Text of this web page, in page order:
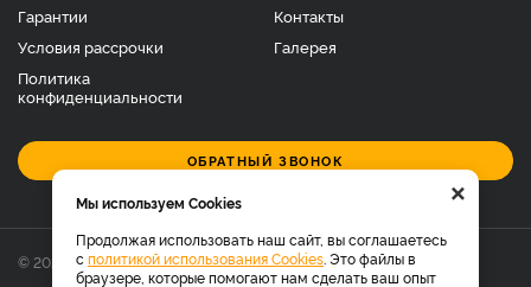
Гарантии
Условия рассрочки
Политика
конфиденциальности
Контакты
Галерея
ОБРАТНЫЙ ЗВОНОК
© 2026 Фирменный магазин багажников LUX.
×
Мы используем Cookies
Продолжая использовать наш сайт, вы соглашаетесь
с политикой использования Cookies . Это файлы в
браузере, которые помогают нам сделать ваш опыт